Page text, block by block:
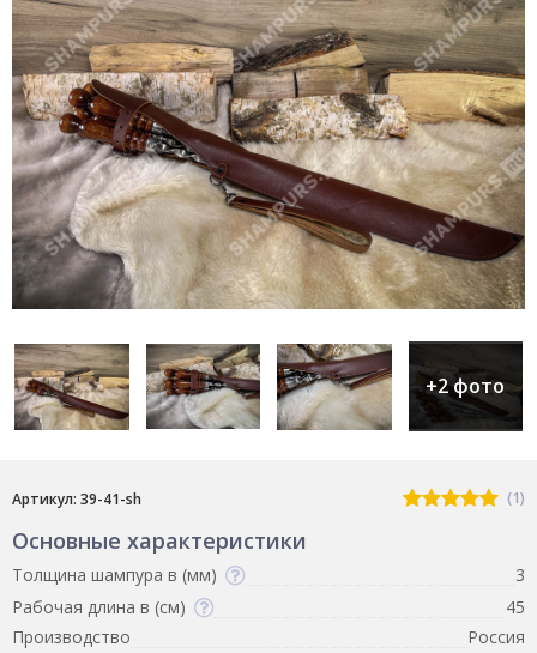
+2 фото
Артикул: 39-41-sh (1)
Основные характеристики
Толщина шампура в (мм)
3
Рабочая длина в (см)
45
Производство
Россия